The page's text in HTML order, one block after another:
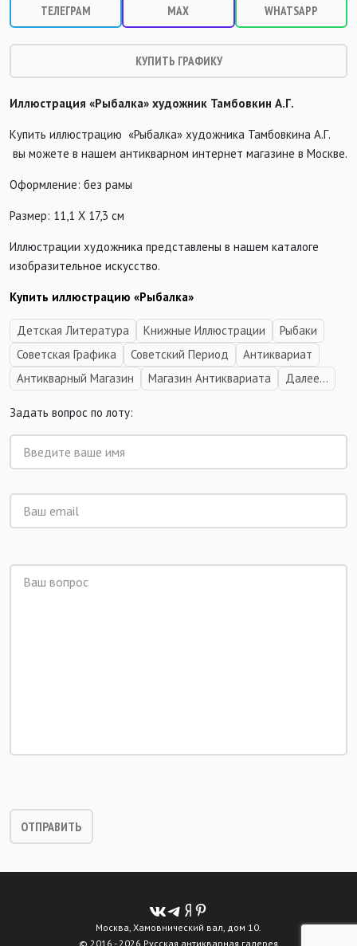
ТЕЛЕГРАМ MAX WHATSAPP
КУПИТЬ ГРАФИКУ
Иллюстрация «Рыбалка» художник Тамбовкин А.Г.
Купить иллюстрацию «Рыбалка» художника Тамбовкина А.Г.
вы можете в нашем антикварном интернет магазине в Москве.
Оформление: без рамы
Размер: 11,1 Х 17,3 см
Иллюстрации художника представлены в нашем каталоге
изобразительное искусство.
Купить иллюстрацию «Рыбалка»
Детская Литература Книжные Иллюстрации
Рыбаки
Советская Графика
Советский Период
Антиквариат
Антикварный Магазин
Магазин Антиквариата Далее...
Задать вопрос по лоту:
Москва, Хамовнический вал, дом 10.
© 2016 - 2026 Русская антикварная галерея